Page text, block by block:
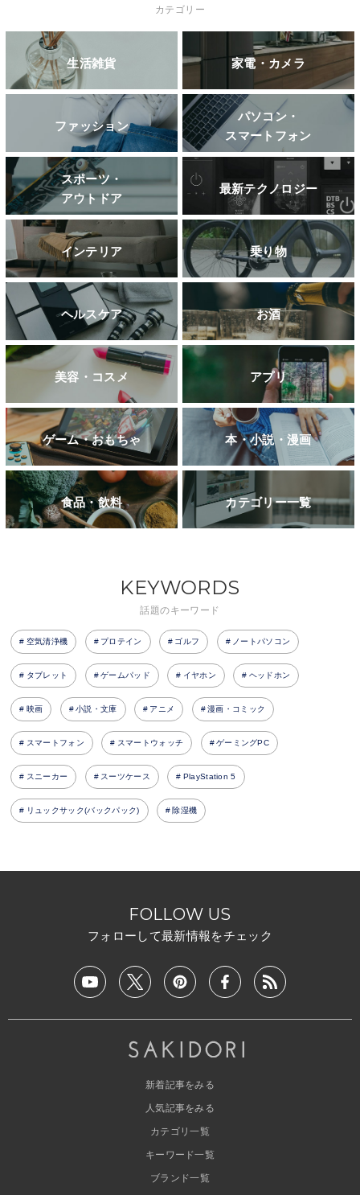
カテゴリー
生活雑貨 家電・カメラ
ファッション
パソコン・
スマートフォン
スポーツ・
アウトドア
最新テクノロジー
インテリア 乗り物
ヘルスケア お酒
美容・コスメ アプリ
ゲーム・おもちゃ 本・小説・漫画
食品・飲料 カテゴリー一覧
KEYWORDS
話題のキーワード
空気清浄機 プロテイン ゴルフ ノートパソコン
タブレット ゲームパッド イヤホン ヘッドホン
映画 小説・文庫 アニメ 漫画・コミック
スマートフォン スマートウォッチ ゲーミングPC
スニーカー スーツケース PlayStation 5
リュックサック(バックパック) 除湿機
FOLLOW US
フォローして最新情報をチェック
新着記事をみる
人気記事をみる
カテゴリ一覧
キーワード一覧
ブランド一覧